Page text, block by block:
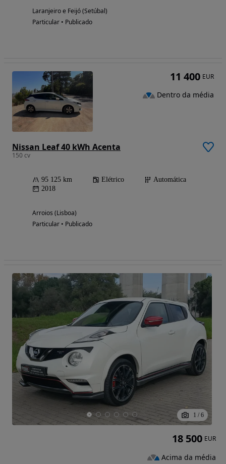
Laranjeiro e Feijó (Setúbal)
Particular • Publicado
Nissan Leaf 40 kWh Acenta
150 cv
95 125 km Elétrico
Automática
2018
Arroios (Lisboa)
Particular • Publicado
11 400 EUR
Dentro da média
1 / 6
18 500 EUR
Acima da média